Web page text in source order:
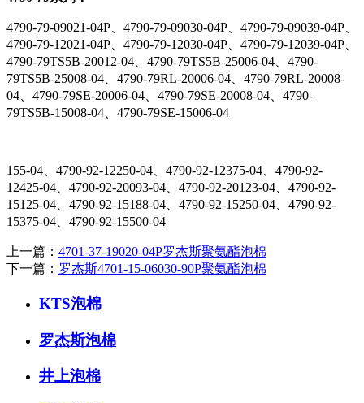
4790-79-09021-04P、4790-79-09030-04P、4790-79-09039-04P、
4790-79-12021-04P、4790-79-12030-04P、4790-79-12039-04P、
4790-79TS5B-20012-04、4790-79TS5B-25006-04、4790-
79TS5B-25008-04、4790-79RL-20006-04、4790-79RL-20008-
04、4790-79SE-20006-04、4790-79SE-20008-04、4790-
79TS5B-15008-04、4790-79SE-15006-04
155-04、4790-92-12250-04、4790-92-12375-04、4790-92-
12425-04、4790-92-20093-04、4790-92-20123-04、4790-92-
15125-04、4790-92-15188-04、4790-92-15250-04、4790-92-
15375-04、4790-92-15500-04
上一篇： 4701-37-19020-04P罗杰斯聚氨酯泡棉
下一篇： 罗杰斯4701-15-06030-90P聚氨酯泡棉
KTS泡棉
罗杰斯泡棉
井上泡棉